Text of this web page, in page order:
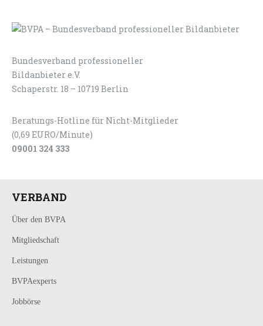
Bundesverband professioneller
Bildanbieter e.V.
Schaperstr. 18 – 10719 Berlin
Beratungs-Hotline für Nicht-Mitglieder
(0,69 EURO/Minute)
09001 324 333
VERBAND
Über den BVPA
Mitgliedschaft
Leistungen
BVPAexperts
Jobbörse